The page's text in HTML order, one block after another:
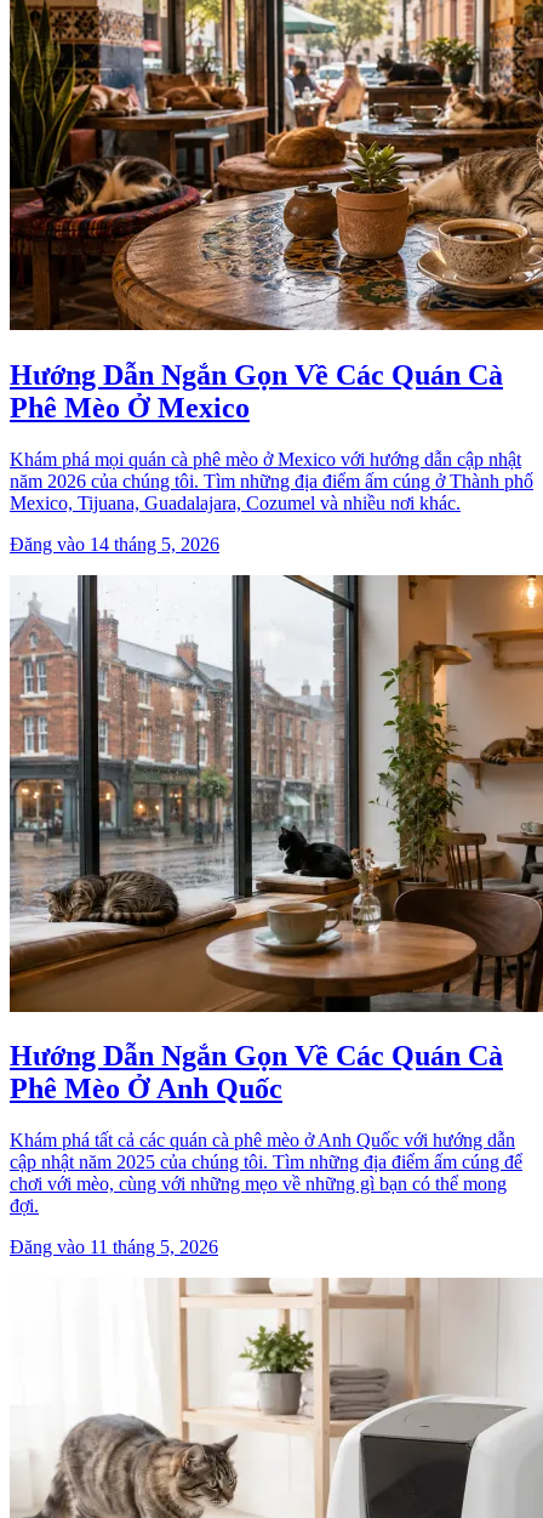
Hướng Dẫn Ngắn Gọn Về Các Quán Cà
Phê Mèo Ở Mexico
Khám phá mọi quán cà phê mèo ở Mexico với hướng dẫn cập nhật
năm 2026 của chúng tôi. Tìm những địa điểm ấm cúng ở Thành phố
Mexico, Tijuana, Guadalajara, Cozumel và nhiều nơi khác.
Đăng vào 14 tháng 5, 2026
Hướng Dẫn Ngắn Gọn Về Các Quán Cà
Phê Mèo Ở Anh Quốc
Khám phá tất cả các quán cà phê mèo ở Anh Quốc với hướng dẫn
cập nhật năm 2025 của chúng tôi. Tìm những địa điểm ấm cúng để
chơi với mèo, cùng với những mẹo về những gì bạn có thể mong
đợi.
Đăng vào 11 tháng 5, 2026